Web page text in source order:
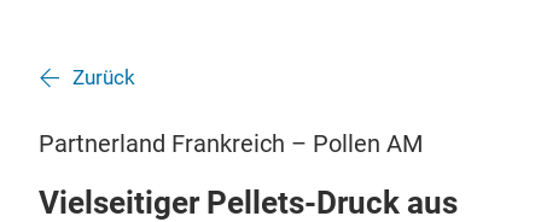
Zurück
Partnerland Frankreich – Pollen AM
Vielseitiger Pellets-Druck aus